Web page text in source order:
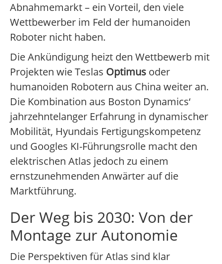
Abnahmemarkt – ein Vorteil, den viele
Wettbewerber im Feld der humanoiden
Roboter nicht haben.
Die Ankündigung heizt den Wettbewerb mit
Projekten wie Teslas Optimus oder
humanoiden Robotern aus China weiter an.
Die Kombination aus Boston Dynamics‘
jahrzehntelanger Erfahrung in dynamischer
Mobilität, Hyundais Fertigungskompetenz
und Googles KI-Führungsrolle macht den
elektrischen Atlas jedoch zu einem
ernstzunehmenden Anwärter auf die
Marktführung.
Der Weg bis 2030: Von der
Montage zur Autonomie
Die Perspektiven für Atlas sind klar